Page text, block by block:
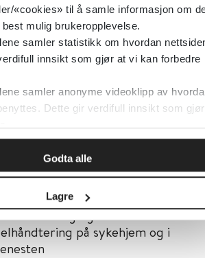
«cookies» til å samle informasjon om
mulig brukeropplevelse.
samler statistikk om hvordan
innsikt som gjør at vi kan forbedre
samler anonyme videoklipp av
Dette gir verdifull innsikt som
Godta alle
Lagre
innhold:
og
på sykehjem og i